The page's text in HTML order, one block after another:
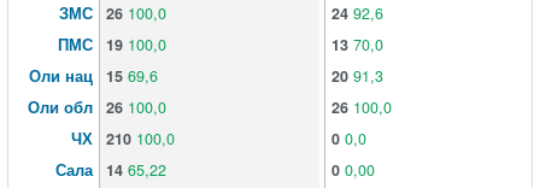
ЗМС
ПМС
Оли нац
Оли обл
ЧХ
Сала
26 100,0
19 100,0
15 69,6
26 100,0
210 100,0
14 65,22
24 92,6
13 70,0
20 91,3
26 100,0
0 0,0
0 0,00